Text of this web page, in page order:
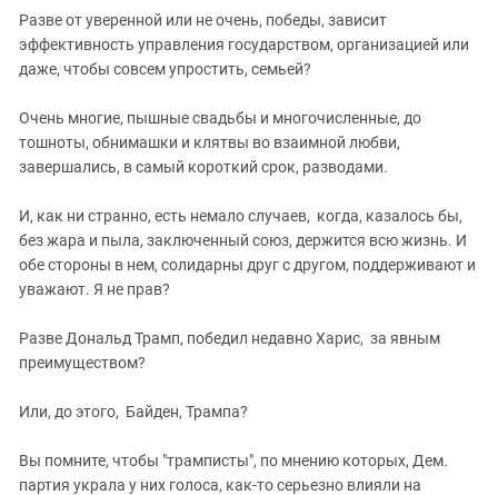
Разве от уверенной или не очень, победы, зависит
эффективность управления государством, организацией или
даже, чтобы совсем упростить, семьей?
Очень многие, пышные свадьбы и многочисленные, до
тошноты, обнимашки и клятвы во взаимной любви,
завершались, в самый короткий срок, разводами.
И, как ни странно, есть немало случаев, когда, казалось бы,
без жара и пыла, заключенный союз, держится всю жизнь. И
обе стороны в нем, солидарны друг с другом, поддерживают и
уважают. Я не прав?
Разве Дональд Трамп, победил недавно Харис, за явным
преимуществом?
Или, до этого, Байден, Трампа?
Вы помните, чтобы "трамписты", по мнению которых, Дем.
партия украла у них голоса, как-то серьезно влияли на